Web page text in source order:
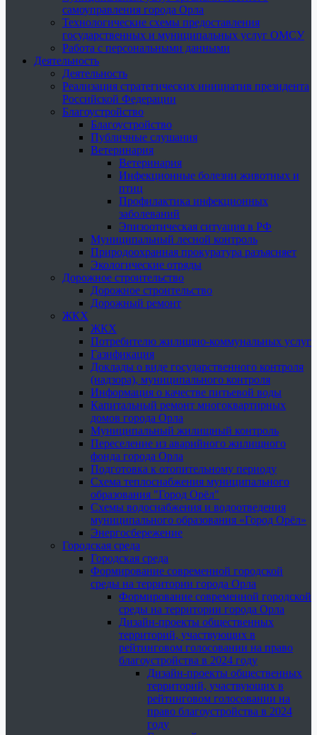
самоуправления города Орла
Технологические схемы предоставления
государственных и муниципальных услуг ОМСУ
Работа с персональными данными
Деятельность
Деятельность
Реализация стратегических инициатив президента
Российской Федерации
Благоустройство
Благоустройство
Публичные слушания
Ветеринария
Ветеринария
Инфекционные болезни животных и
птиц
Профилактика инфекционных
заболеваний
Эпизоотическая ситуация в РФ
Муниципальный лесной контроль
Природоохранная прокуратура разъясняет
Экологические отряды
Дорожное строительство
Дорожное строительство
Дорожный ремонт
ЖКХ
ЖКХ
Потребителю жилищно-коммунальных услуг
Газификация
Доклады о виде государственного контроля
(надзора), муниципального контроля
Информация о качестве питьевой воды
Капитальный ремонт многоквартирных
домов города Орла
Муниципальный жилищный контроль
Переселение из аварийного жилищного
фонда города Орла
Подготовка к отопительному периоду
Схема теплоснабжения муниципального
образования "Город Орёл"
Схемы водоснабжения и водоотведения
муниципального образования «Город Орёл»
Энергосбережение
Городская среда
Городская среда
Формирование современной городской
среды на территории города Орла
Формирование современной городской
среды на территории города Орла
Дизайн-проекты общественных
территорий, участвующих в
рейтинговом голосовании на право
благоустройства в 2024 году
Дизайн-проекты общественных
территорий, участвующих в
рейтинговом голосовании на
право благоустройства в 2024
году